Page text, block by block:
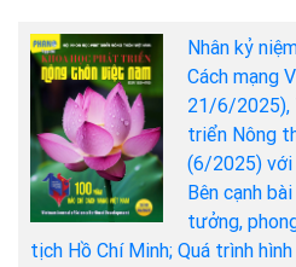
Nhân kỷ
Cách mạng
21/6/2025),
triển Nông
(6/2025) với
Bên cạnh
tưởng,
tịch Hồ Chí Minh; Quá trình